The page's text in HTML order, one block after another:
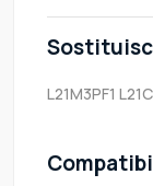
L21M3PF1